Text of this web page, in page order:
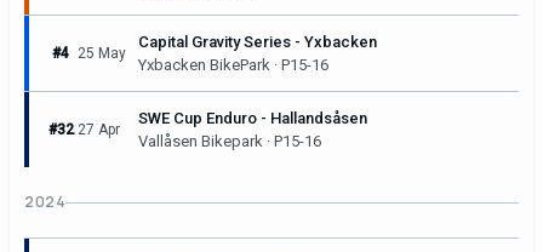
#4 25 May
Capital Gravity Series - Yxbacken
Yxbacken BikePark · P15-16
#32 27 Apr
SWE Cup Enduro - Hallandsåsen
Vallåsen Bikepark · P15-16
2024